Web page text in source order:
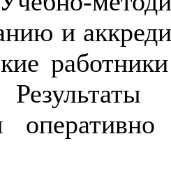
и